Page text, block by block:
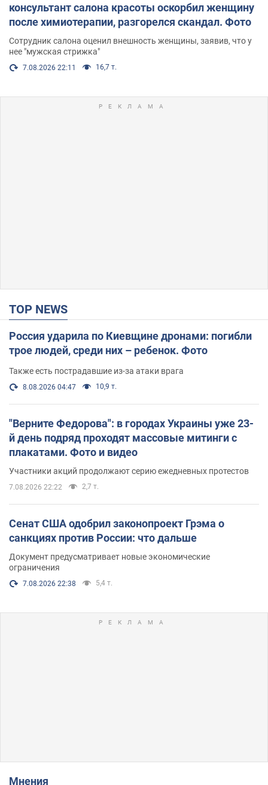
консультант салона красоты оскорбил женщину
после химиотерапии, разгорелся скандал. Фото
Сотрудник салона оценил внешность женщины, заявив, что у
нее "мужская стрижка"
7.08.2026 22:11 16,7 т.
TOP NEWS
Россия ударила по Киевщине дронами: погибли
трое людей, среди них – ребенок. Фото
Также есть пострадавшие из-за атаки врага
8.08.2026 04:47 10,9 т.
"Верните Федорова": в городах Украины уже 23-
й день подряд проходят массовые митинги с
плакатами. Фото и видео
Участники акций продолжают серию ежедневных протестов
7.08.2026 22:22 2,7 т.
Сенат США одобрил законопроект Грэма о
санкциях против России: что дальше
Документ предусматривает новые экономические
ограничения
7.08.2026 22:38 5,4 т.
Мнения